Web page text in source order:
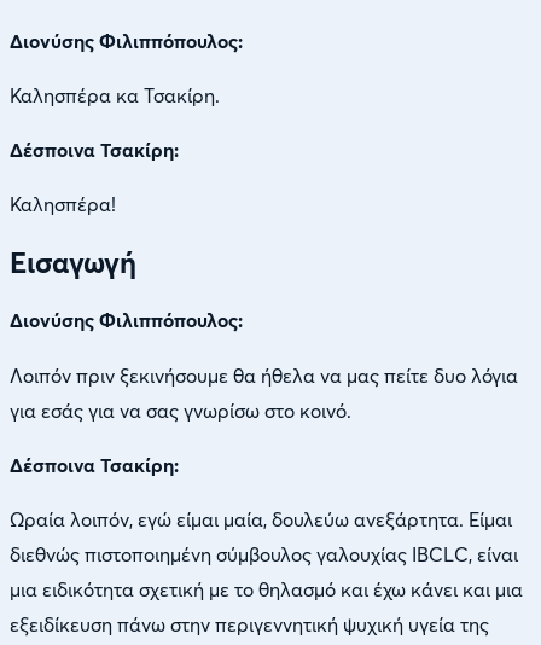
Διονύσης Φιλιππόπουλος:
Καλησπέρα κα Τσακίρη.
Δέσποινα Τσακίρη:
Καλησπέρα!
Εισαγωγή
Διονύσης Φιλιππόπουλος:
Λοιπόν πριν ξεκινήσουμε θα ήθελα να μας πείτε δυο λόγια
για εσάς για να σας γνωρίσω στο κοινό.
Δέσποινα Τσακίρη:
Ωραία λοιπόν, εγώ είμαι μαία, δουλεύω ανεξάρτητα. Είμαι
διεθνώς πιστοποιημένη σύμβουλος γαλουχίας IBCLC, είναι
μια ειδικότητα σχετική με το θηλασμό και έχω κάνει και μια
εξειδίκευση πάνω στην περιγεννητική ψυχική υγεία της